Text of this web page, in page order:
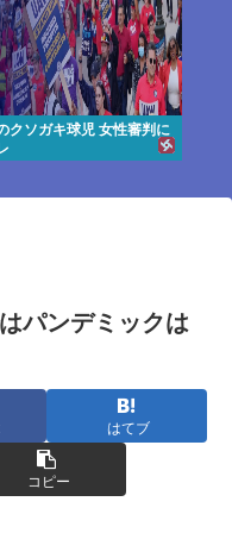
クソガキ球児 女性審判に
パンデミックは
はてブ
コピー